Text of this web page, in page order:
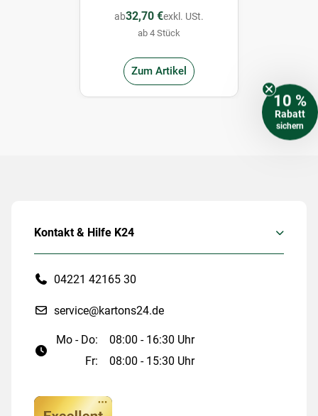
ab32,70 €exkl. USt.
ab 4 Stück
Zum Artikel
Kontakt & Hilfe K24
04221 42165 30
service@kartons24.de
Mo - Do:
08:00 - 16:30 Uhr
Fr:
08:00 - 15:30 Uhr
10 %
Rabatt
sichern